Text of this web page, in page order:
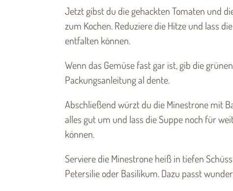
Jetzt gibst du die gehackten Tomaten und
zum Kochen. Reduziere die Hitze und lass
entfalten können.
Wenn das Gemüse fast gar ist, gib die
Packungsanleitung al dente.
Abschließend würzt du die Minestrone mit
alles gut um und lass die Suppe noch für
können.
Serviere die Minestrone heiß in tiefen
Petersilie oder Basilikum. Dazu passt